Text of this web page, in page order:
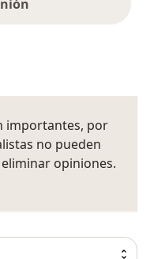
importantes, por
no pueden
opiniones.